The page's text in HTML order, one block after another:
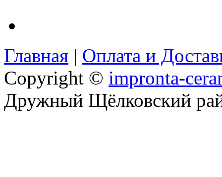
Главная | Оплата и
Copyright © impronta-
Дружный Щёлковский